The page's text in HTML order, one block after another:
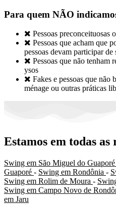
Para quem NÃO
 Pessoas preconceituosas
 Pessoas que acham que
pessoas devam participar
 Pessoas que não tenham
ysos
 Fakes e pessoas que não
ménage ou outras práticas
Estamos em todas as
Swing em São Miguel do Guaporé
Guaporé - Swing em Rondônia -
Swing em Rolim de Moura -
Swing em Campo Novo de
em Jaru